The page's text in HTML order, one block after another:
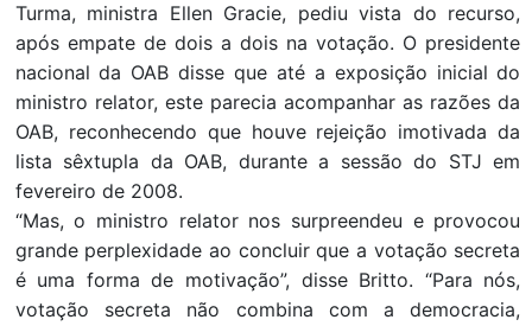
Turma, ministra Ellen Gracie, pediu vista do recurso,
após empate de dois a dois na votação. O presidente
nacional da OAB disse que até a exposição inicial do
ministro relator, este parecia acompanhar as razões da
OAB, reconhecendo que houve rejeição imotivada da
lista sêxtupla da OAB, durante a sessão do STJ em
fevereiro de 2008.
“Mas, o ministro relator nos surpreendeu e provocou
grande perplexidade ao concluir que a votação secreta
é uma forma de motivação”, disse Britto. “Para nós,
votação secreta não combina com a democracia,